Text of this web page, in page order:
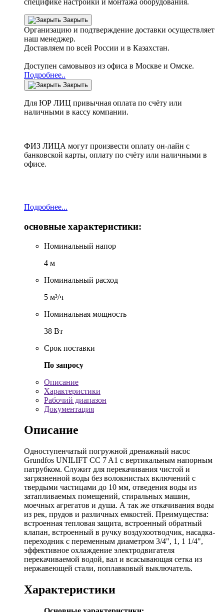
специфике настройки и монтажа оборудования.
Закрыть
Организацию и подтверждение доставки осуществляет
наш менеджер.
Доставляем по всей России и в Казахстан.
Доступен самовывоз из офиса в Москве и Омске.
Подробнее..
Закрыть
Для ЮР ЛИЦ привычная оплата по счёту или
наличными в кассу компании.
ФИЗ ЛИЦА могут произвести оплату он-лайн с
банковской карты, оплату по счёту или наличными в
офисе.
Подробнее...
основные характеристики:
Номинальный напор
4 м
Номинальный расход
5 м³/ч
Номинальная мощность
38 Вт
Срок поставки
По запросу
Описание
Характеристики
Рабочий диапазон
Документация
Описание
Одноступенчатый погружной дренажный насос
Grundfos UNILIFT CC 7 A1 с вертикальным напорным
патрубком. Служит для перекачивания чистой и
загрязненной воды без волокнистых включений с
твердыми частицами до 10 мм, отведения воды из
затапливаемых помещений, стиральных машин,
моечных агрегатов и душа. А так же откачивания воды
из рек, прудов и различных емкостей. Преимущества:
встроенная тепловая защита, встроенный обратный
клапан, встроенный в ручку воздухоотводчик, насадка-
переходник с переменным диаметром 3/4", 1, 1 1/4",
эффективное охлаждение электродвигателя
перекачиваемой водой, вал и всасывающая сетка из
нержавеющей стали, поплавковый выключатель.
Характеристики